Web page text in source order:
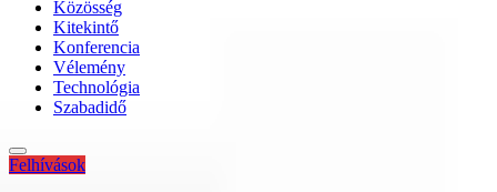
Közösség
Kitekintő
Konferencia
Vélemény
Technológia
Szabadidő
Felhívások